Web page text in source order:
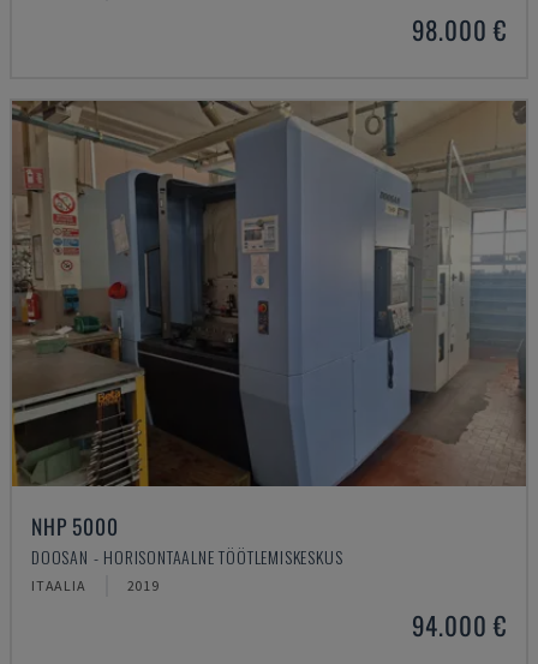
98.000 €
NHP 5000
DOOSAN - HORISONTAALNE TÖÖTLEMISKESKUS
ITAALIA 2019
94.000 €